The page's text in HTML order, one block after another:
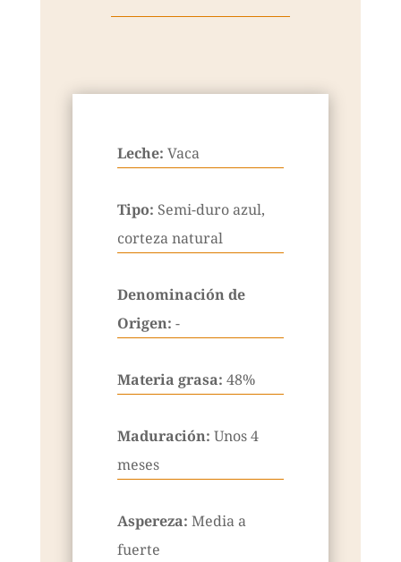
Leche: Vaca
Tipo: Semi-duro azul,
corteza natural
Denominación de
Origen: -
Materia grasa: 48%
Maduración: Unos 4
meses
Aspereza: Media a
fuerte